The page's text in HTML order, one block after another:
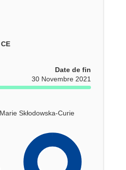
Date de fin
30 Novembre 2021
Skłodowska-Curie